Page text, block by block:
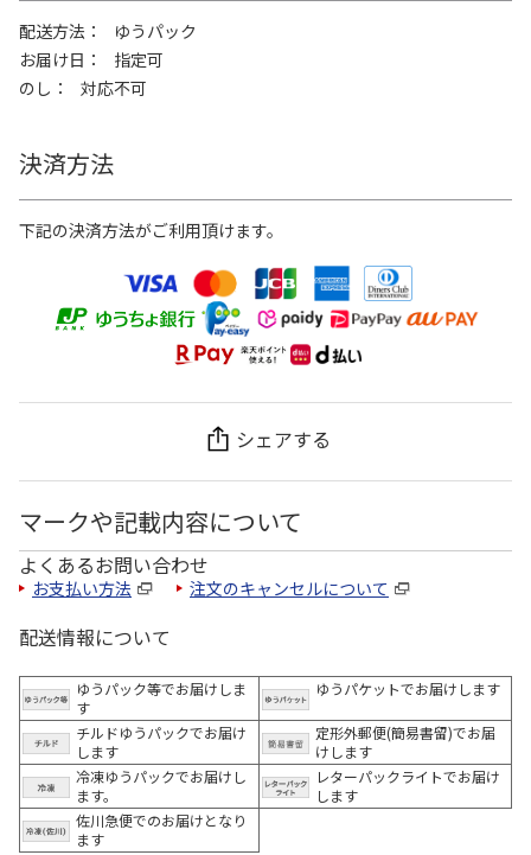
配送方法
ゆうパック
お届け日
指定可
のし
対応不可
決済方法
下記の決済方法がご利用頂けます。
シェアする
マークや記載内容について
よくあるお問い合わせ
お支払い方法 注文のキャンセルについて
配送情報について
ゆうパック等でお届けしま
す
ゆうパケットでお届けします
チルドゆうパックでお届け
します
定形外郵便(簡易書留)でお届
けします
冷凍ゆうパックでお届けし
ます。
レターパックライトでお届け
します
佐川急便でのお届けとなり
ます